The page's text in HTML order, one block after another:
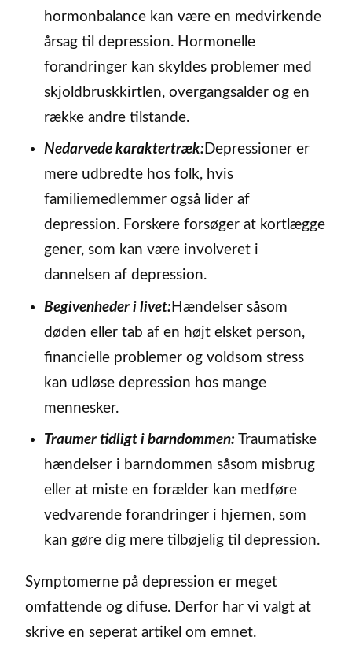
hormonbalance kan være en medvirkende
årsag til depression. Hormonelle
forandringer kan skyldes problemer med
skjoldbruskkirtlen, overgangsalder og en
række andre tilstande.
Nedarvede karaktertræk: Depressioner er
mere udbredte hos folk, hvis
familiemedlemmer også lider af
depression. Forskere forsøger at kortlægge
gener, som kan være involveret i
dannelsen af depression.
Begivenheder i livet: Hændelser såsom
døden eller tab af en højt elsket person,
financielle problemer og voldsom stress
kan udløse depression hos mange
mennesker.
Traumer tidligt i barndommen: Traumatiske
hændelser i barndommen såsom misbrug
eller at miste en forælder kan medføre
vedvarende forandringer i hjernen, som
kan gøre dig mere tilbøjelig til depression.
Symptomerne på depression er meget
omfattende og difuse. Derfor har vi valgt at
skrive en seperat artikel om emnet.